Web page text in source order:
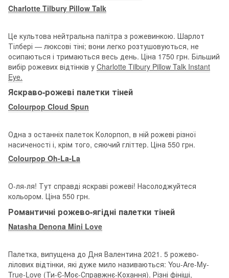
Charlotte Tilbury Pillow Talk
Це культова нейтральна палітра з рожевинкою. Шарлот
Тілбері — люксові тіні; вони легко розтушовуються, не
осипаються і тримаються весь день. Ціна 1750 грн. Більший
вибір рожевих відтінків у Charlotte Tilbury Pillow Talk Instant
Eye.
Яскраво-рожеві палетки тіней
Colourpop Cloud Spun
Одна з останніх палеток Колорпоп, в ній рожеві різної
насиченості і, крім того, сяючий гліттер. Ціна 550 грн.
Colourpop Oh-La-La
О-ля-ля! Тут справді яскраві рожеві! Насолоджуйтеся
кольором. Ціна 550 грн.
Романтичні рожево-ягідні палетки тіней
Natasha Denona Mini Love
Палетка, випущена до Дня Валентина 2021. 5 рожево-
лілових відтінки, які дуже мило називаються: You-Are-My-
True-Love (Ти-Є-Моє-Справжнє-Кохання). Різні фініші,